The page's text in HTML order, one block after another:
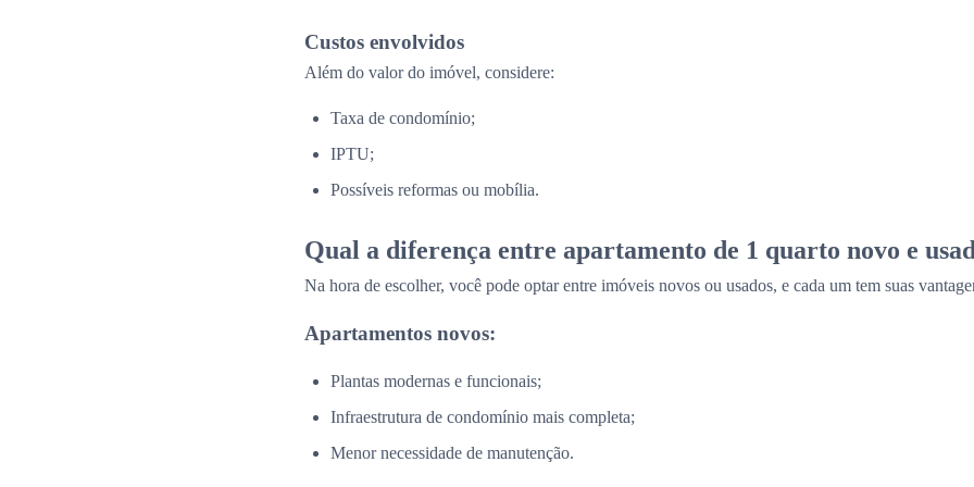
Custos envolvidos
Além do valor do imóvel, considere:
Taxa de condomínio;
IPTU;
Possíveis reformas ou mobília.
Qual a diferença entre apartamento de 1 quarto novo e
Na hora de escolher, você pode optar entre imóveis novos ou usados, e cada um tem suas
Apartamentos novos:
Plantas modernas e funcionais;
Infraestrutura de condomínio mais completa;
Menor necessidade de manutenção.